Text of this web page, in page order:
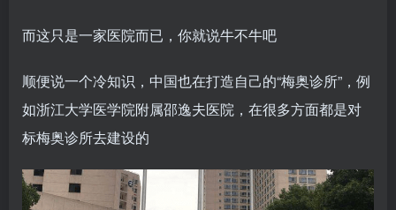
而这只是一家医院而已，你就说牛不牛吧
顺便说一个冷知识，中国也在打造自己的“梅奥诊所”，例
如浙江大学医学院附属邵逸夫医院，在很多方面都是对
标梅奥诊所去建设的